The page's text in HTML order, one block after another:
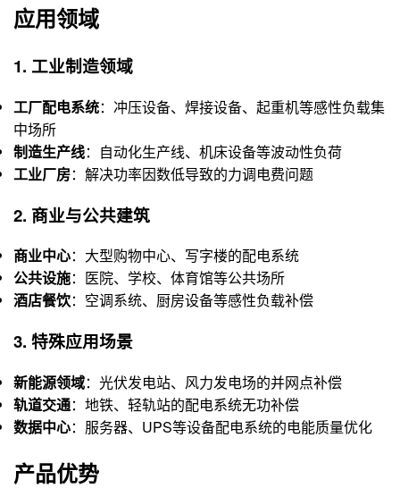
应用领域
1. 工业制造领域
工厂配电系统：冲压设备、焊接设备、起重机等感性负载集
中场所
制造生产线：自动化生产线、机床设备等波动性负荷
工业厂房：解决功率因数低导致的力调电费问题
2. 商业与公共建筑
商业中心：大型购物中心、写字楼的配电系统
公共设施：医院、学校、体育馆等公共场所
酒店餐饮：空调系统、厨房设备等感性负载补偿
3. 特殊应用场景
新能源领域：光伏发电站、风力发电场的并网点补偿
轨道交通：地铁、轻轨站的配电系统无功补偿
数据中心：服务器、UPS等设备配电系统的电能质量优化
产品优势